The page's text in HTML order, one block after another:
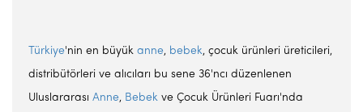
Türkiye'nin en büyük anne, bebek, çocuk ürünleri üreticileri,
distribütörleri ve alıcıları bu sene 36'ncı düzenlenen
Uluslararası Anne, Bebek ve Çocuk Ürünleri Fuarı'nda